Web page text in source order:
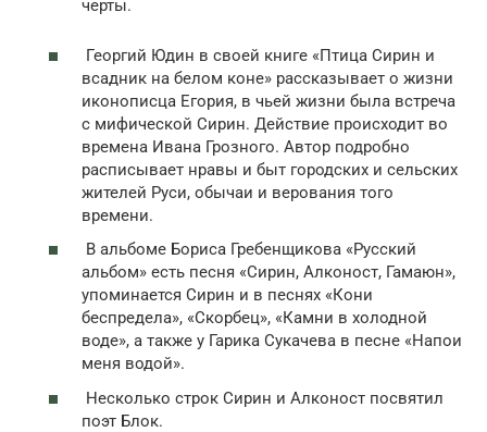
черты.
Георгий Юдин в своей книге «Птица Сирин и
всадник на белом коне» рассказывает о жизни
иконописца Егория, в чьей жизни была встреча
с мифической Сирин. Действие происходит во
времена Ивана Грозного. Автор подробно
расписывает нравы и быт городских и сельских
жителей Руси, обычаи и верования того
времени.
В альбоме Бориса Гребенщикова «Русский
альбом» есть песня «Сирин, Алконост, Гамаюн»,
упоминается Сирин и в песнях «Кони
беспредела», «Скорбец», «Камни в холодной
воде», а также у Гарика Сукачева в песне «Напои
меня водой».
Несколько строк Сирин и Алконост посвятил
поэт Блок.